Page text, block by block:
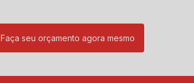
Faça seu orçamento agora mesmo